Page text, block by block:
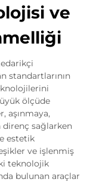
ve
standartlarının
ölçüde
aşınmaya,
direnç sağlarken
estetik
ve işlenmiş
teknolojik
bulunan araçlar